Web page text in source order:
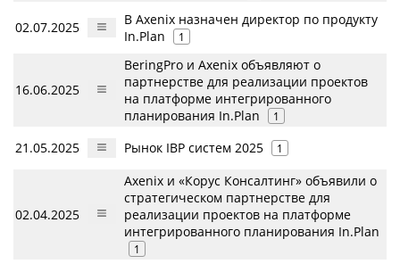
02.07.2025
В Axenix назначен директор по продукту
In.Plan
1
16.06.2025
BeringPro и Axenix объявляют о
партнерстве для реализации проектов
на платформе интегрированного
планирования In.Plan
1
21.05.2025 Рынок IBP систем 2025 1
02.04.2025
Axenix и «Корус Консалтинг» объявили о
стратегическом партнерстве для
реализации проектов на платформе
интегрированного планирования In.Plan
1